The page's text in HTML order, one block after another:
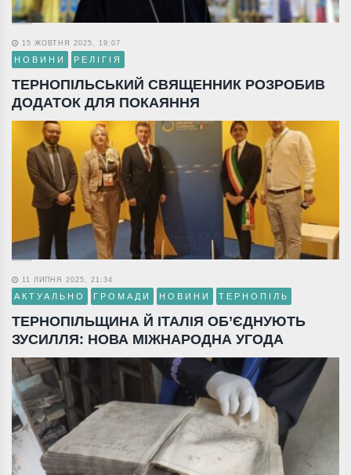
15 ЖОВТНЯ 2025, 19:07
НОВИНИ РЕЛІГІЯ
ТЕРНОПІЛЬСЬКИЙ СВЯЩЕННИК РОЗРОБИВ
ДОДАТОК ДЛЯ ПОКАЯННЯ
11 ЛИПНЯ 2025, 21:34
АКТУАЛЬНО ГРОМАДИ НОВИНИ ТЕРНОПІЛЬ
ТЕРНОПІЛЬЩИНА Й ІТАЛІЯ ОБ’ЄДНУЮТЬ
ЗУСИЛЛЯ: НОВА МІЖНАРОДНА УГОДА